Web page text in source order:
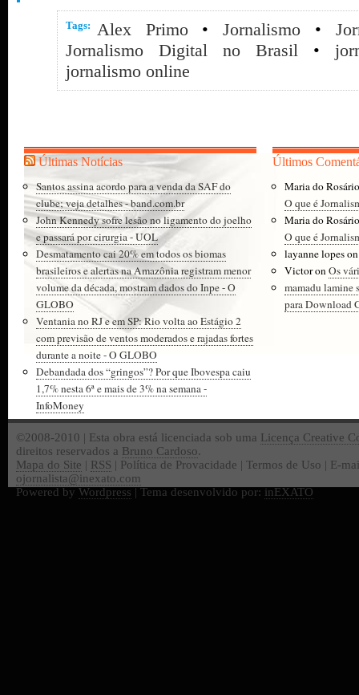
Tags: Alex Primo•Jornalismo •
Jornalismo Digital no Brasil •
jornalismo online
Últimas Notícias
Santos assina acordo para a venda da SAF do
clube; veja detalhes - band.com.br
John Kennedy sofre lesão no ligamento do joelho
e passará por cirurgia - UOL
Desmatamento cai 20% em todos os biomas
brasileiros e alertas na Amazônia registram menor
volume da década, mostram dados do Inpe - O
GLOBO
Ventania no RJ e em SP: Rio volta ao Estágio 2
com previsão de ventos moderados e rajadas fortes
durante a noite - O GLOBO
Debandada dos “gringos”? Por que Ibovespa caiu
1,7% nesta 6ª e mais de 3% na semana -
InfoMoney
Últimos
Maria do
O que é
Maria do
O que é
layanne lopes
VictoronOs
mamadu lamine
para Download
©2008-2010 | Esta obra está licenciada sob uma Licença Creative
direitos reservados a Bruno Cardoso.
Mapa do Site | RSS | Política de Provacidade | Termos de Uso | E-
ojornalista@inexato.com
Powered by Wordpress | Tema desenvolvido por: inEXATO